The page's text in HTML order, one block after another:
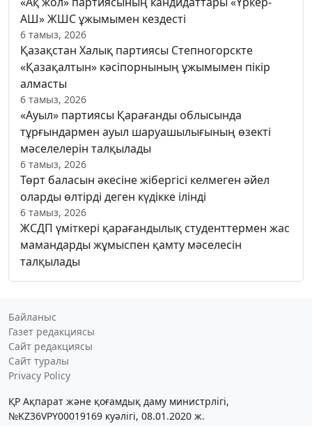
АШ» ЖШС ұжымымен кездесті
6 тамыз, 2026
Қазақстан Халық партиясы Степногорскте
«Қазақалтын» кәсіпорнының ұжымымен пікір
алмасты
6 тамыз, 2026
«Ауыл» партиясы Қарағанды облысында
тұрғындармен ауыл шаруашылығының өзекті
мәселелерін талқылады
6 тамыз, 2026
Төрт баласын әкесіне жібергісі келмеген әйел
оларды өлтірді деген күдікке ілінді
6 тамыз, 2026
ЖСДП үміткері қарағандылық студенттермен жас
мамандарды жұмыспен қамту мәселесін
талқылады
Байланыс
Газет редакциясы
Сайт редакциясы
Сайт туралы
Privacy Policy
ҚР Ақпарат және қоғамдық даму министрлігі,
№KZ36VPY00019169 куәлігі, 08.01.2020 ж.